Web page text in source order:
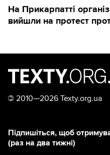
На Прикарпатті
вийшли на протест
© 2010—2026 Texty.org.ua
Підпишіться, щоб
(раз на два тижні)